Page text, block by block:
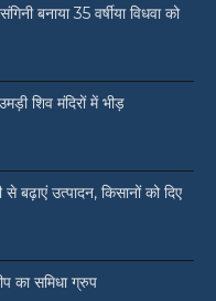
बनाया 35 वर्षीया विधवा को
शिव मंदिरों में भीड़
बढ़ाएं उत्पादन, किसानों को दिए
का समिधा ग्रुप